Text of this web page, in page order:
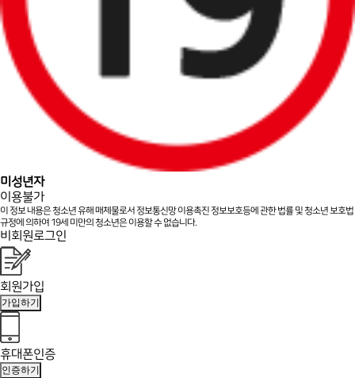
미성년자
이용불가
이 정보 내용은 청소년 유해 매체물로서 정보통신망 이용촉진 정보보호등에 관한 법률 및 청소년 보호법
규정에 의하여 19세 미만의 청소년은 이용할 수 없습니다.
비회원로그인
회원가입
가입하기
휴대폰인증
인증하기